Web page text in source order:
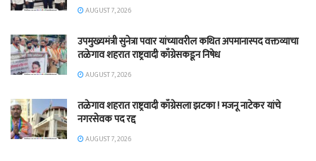
AUGUST 7, 2026
उपमुख्यमंत्री सुनेत्रा पवार यांच्यावरील कथित अपमानास्पद वक्तव्याचा
तळेगाव शहरात राष्ट्रवादी काँग्रेसकडून निषेध
AUGUST 7, 2026
तळेगाव शहरात राष्ट्रवादी काँग्रेसला झटका ! मजनू नाटेकर यांचे
नगरसेवक पद रद्द
AUGUST 7, 2026